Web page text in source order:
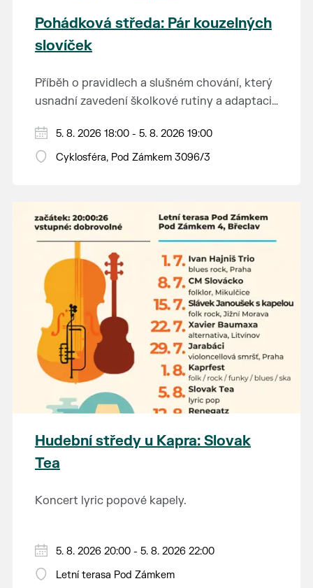
Pohádková středa: Pár kouzelných
slovíček
Příběh o pravidlech a slušném chování, který
usnadní zavedení školkové rutiny a adaptaci
Hraje se jen za příznivého počasí.
Vstupné dobrovolné.
5. 8. 2026 18:00 - 5. 8. 2026 19:00
Cyklosféra, Pod Zámkem 3096/3
Hudební středy u Kapra: Slovak
Tea
Koncert lyric popové kapely.
5. 8. 2026 20:00 - 5. 8. 2026 22:00
Letní terasa Pod Zámkem